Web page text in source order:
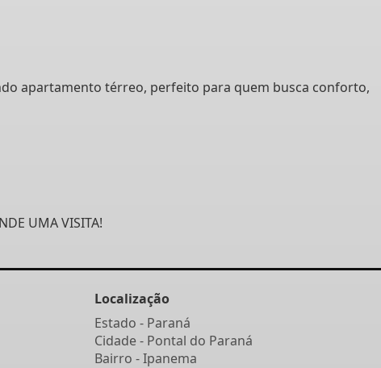
apartamento térreo, perfeito para quem busca conforto,
UMA VISITA!
Localização
Estado - Paraná
Cidade - Pontal do Paraná
Bairro -Ipanema